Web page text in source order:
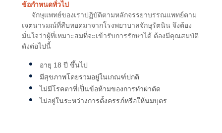
ข้อกำหนดทั่วไป
จักษุแพทย์ของเราปฏิบัติตามหลักจรรยาบรรณแพทย์ตาม
เจตนารมณ์ที่สืบทอดมาจากโรงพยาบาลจักษุรัตนิน จึงต้อง
มั่นใจว่าผู้ที่เหมาะสมที่จะเข้ารับการรักษาได้ ต้องมีคุณสมบัติ
ดังต่อไปนี้
อายุ 18 ปี ขึ้นไป
มีสุขภาพโดยรวมอยู่ในเกณฑ์ปกติ
ไม่มีโรคตาที่เป็นข้อห้ามของการทำผ่าตัด
ไม่อยู่ในระหว่างการตั้งครรภ์หรือให้นมบุตร